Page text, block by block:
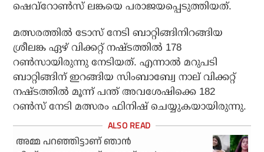
ഷെവ്റോണ്‍സ് ലങ്കയെ പരാജയപ്പെടുത്തിയത്.
മത്സരത്തില്‍ ടോസ് നേടി ബാറ്റിങ്ങിനിറങ്ങിയ
ശ്രീലങ്ക ഏഴ് വിക്കറ്റ് നഷ്ടത്തില്‍ 178
റണ്‍സായിരുന്നു നേടിയത്. എന്നാല്‍ മറുപടി
ബാറ്റിങ്ങിന് ഇറങ്ങിയ സിംബാബ്വേ നാല് വിക്കറ്റ്
നഷ്ടത്തില്‍ മൂന്ന് പന്ത് അവശേഷിക്കെ 182
റണ്‍സ് നേടി മത്സരം ഫിനിഷ് ചെയ്യുകയായിരുന്നു.
അമ്മ പറഞ്ഞിട്ടാണ് ഞാന്‍